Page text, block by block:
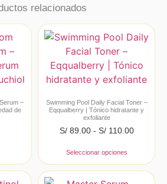
relacionados
–
de
Swimming Pool Daily Facial Toner –
Eqqualberry | Tónico hidratante y
exfoliante
S/89.00 - S/110.00
Seleccionar opciones